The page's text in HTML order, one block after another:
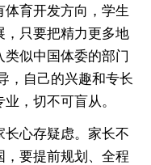
育开发方向，学生
，只要把精力更多地
似中国体委的部门
，自己的兴趣和专长
，切不可盲从。
心存疑虑。家长不
要提前规划、全程